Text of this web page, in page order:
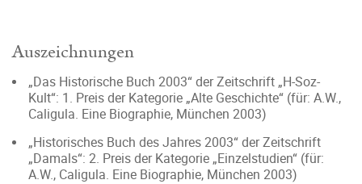
Auszeichnungen
„Das Historische Buch 2003“ der Zeitschrift „H-Soz-
Kult“: 1. Preis der Kategorie „Alte Geschichte“ (für: A.W.,
Caligula. Eine Biographie, München 2003)
„Historisches Buch des Jahres 2003“ der Zeitschrift
„Damals“: 2. Preis der Kategorie „Einzelstudien“ (für:
A.W., Caligula. Eine Biographie, München 2003)